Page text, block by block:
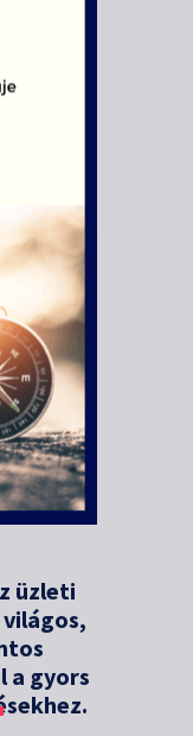
üzleti
a gyors